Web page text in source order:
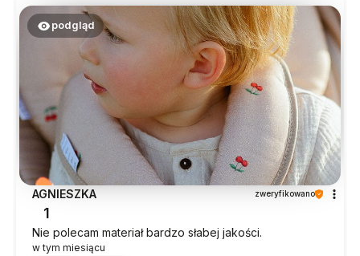
podgląd
AGNIESZKA zweryfikowano
1
Nie polecam materiał bardzo słabej jakości.
w tym miesiącu